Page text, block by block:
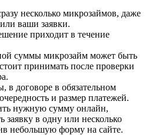
несколько микрозаймов, даже
ваши заявки.
приходит в течение
суммы микрозайм может быть
принимать после проверки
в договоре в обязательном
и размер платежей.
нужную сумму онлайн,
заявку в одну или несколько
небольшую форму на сайте.